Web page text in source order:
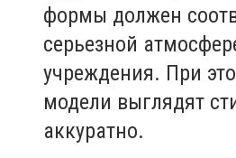
формы должен
серьезной
учреждения. При
модели выглядят
аккуратно.